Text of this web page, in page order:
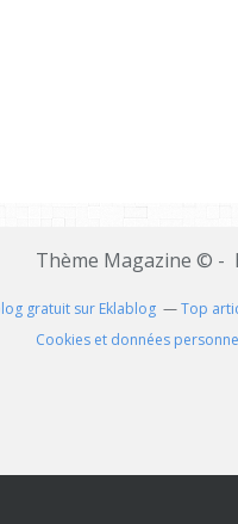
Thème Magazine © -
gratuit sur Eklablog Top
Cookies et données